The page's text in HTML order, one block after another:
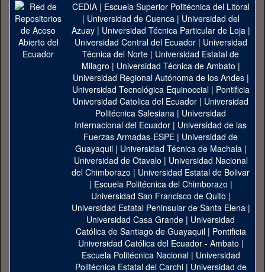
CEDIA| Escuela Superior Politécnica del Litoral
| Universidad de Cuenca| Universidad del
Azuay| Universidad Técnica Particular de Loja|
Universidad Central del Ecuador| Universidad
Técnica del Norte | Universidad Estatal de
Milagro | Universidad Técnica de Ambato |
Universidad Regional Autónoma de los Andes|
Universidad Tecnológica Equinoccial| Pontificia
Universidad Catolica del Ecuador | Universidad
Politécnica Salesiana | Universidad
Internacional del Ecuador | Universidad de las
Fuerzas Armadas-ESPE | Universidad de
Guayaquil| Universidad Técnica de Machala|
Universidad de Otavalo | Universidad Nacional
del Chimborazo | Universidad Estatal de Bolivar
| Escuela Politécnica del Chimborazo |
Universidad San Francisco de Quito |
Universidad Estatal Peninsular de Santa Elena|
Universidad Casa Grande | Universidad
Católica de Santiago de Guayaquil| Pontificia
Universidad Católica del Ecuador - Ambato |
Escuela Politécnica Nacional| Universidad
Politécnica Estatal del Carchi| Universidad de